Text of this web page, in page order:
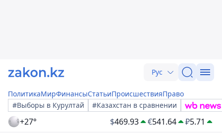
Рус
ПолитикаМирФинансыСтатьиПроисшествияПраво
#Выборы в Курултай
#Казахстан в сравнении
+27° $469.93 €541.64 ₽5.71